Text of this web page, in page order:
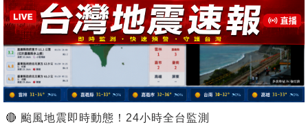
🔴 颱風地震即時動態！24小時全台監測